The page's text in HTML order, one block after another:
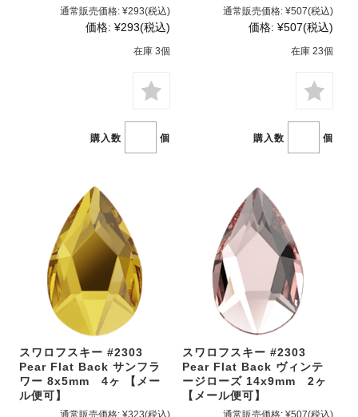
通常販売価格: ¥293(税込)
価格: ¥293(税込)
在庫 3個
購入数 個
通常販売価格: ¥507(税込)
価格: ¥507(税込)
在庫 23個
購入数 個
スワロフスキー #2303
Pear Flat Back サンフラ
ワー 8x5mm 4ヶ 【メー
ル便可】
通常販売価格: ¥323(税込)
スワロフスキー #2303
Pear Flat Back ヴィンテ
ージローズ 14x9mm 2ヶ
【メール便可】
通常販売価格: ¥507(税込)